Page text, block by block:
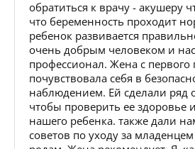
обратиться к врачу - акушеру
что беременность проходит
ребенок развивается
очень добрым человеком и
профессионал. Жена с первого
почувствовала себя в
наблюдением. Ей сделали ряд
чтобы проверить ее здоровье
нашего ребенка. также дали
советов по уходу за